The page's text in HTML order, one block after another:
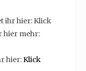
ihr hier: Klick
hier mehr:
hier:Klick